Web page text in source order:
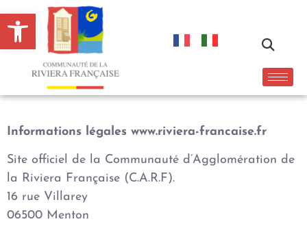
Ouvrir la barre d’outils
principal
Informations légales www.riviera-francaise.fr
Site officiel de la Communauté d’Agglomération de
la Riviera Française (C.A.R.F).
16 rue Villarey
06500 Menton